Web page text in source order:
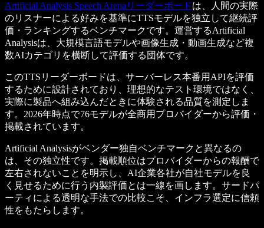
Artificial Analysis Speech Arenaリーダーボードは、人間の実際
のリスナーによる好みを基準にTTSモデルを独立して継続評
価・ランキングするベンチマークです。運営するArtificial
Analysisは、大規模言語モデルや画像生成・動画生成など複
数AIカテゴリを横断して評価する団体です。
このTTSリーダーボードは、サーバーレス本番用APIを評価
するために設計されており、理想的なテスト環境ではなく、
実際に製品へ組み込んだときに体験される品質を測定しま
す。2026年時点で76モデルが全商用プロバイダーから評価・
掲載されています。
Artificial Analysisがベンダー独自ベンチマークと異なるの
は、その独立性です。掲載順位はプロバイダーからの報酬で
左右されないことを明示し、AI企業各社が自社モデルを良
く見せるために行う内製評価とは一線を画します。サードパ
ーティによる透明な手法での比較こそ、インフラ選定に信頼
性をもたらします。